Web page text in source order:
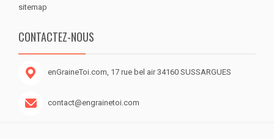
sitemap
CONTACTEZ-NOUS
enGraineToi.com, 17 rue bel air 34160 SUSSARGUES
contact@engrainetoi.com